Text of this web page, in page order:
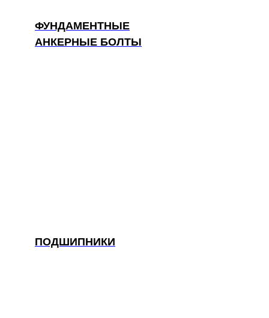
ФУНДАМЕНТНЫЕ
АНКЕРНЫЕ БОЛТЫ
ПОДШИПНИКИ